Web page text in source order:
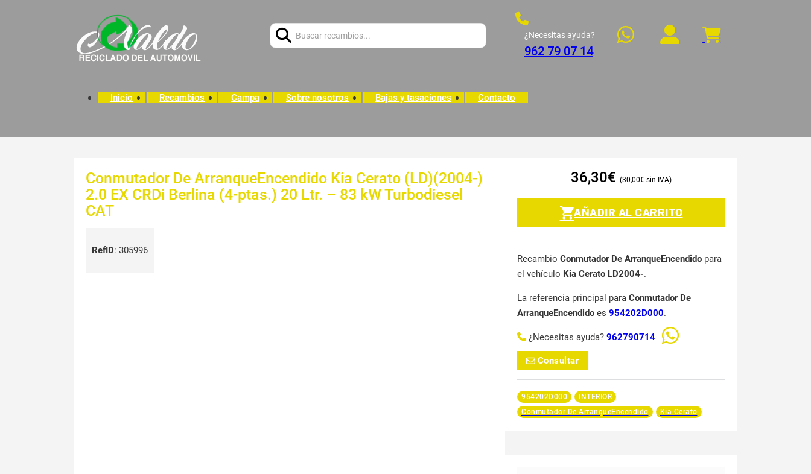
¿Necesitas ayuda?
962 79 07 14
Inicio Recambios Campa Sobre nosotros Bajas y tasaciones Contacto
Conmutador De ArranqueEncendido Kia Cerato (LD)(2004-)
2.0 EX CRDi Berlina (4-ptas.) 20 Ltr. – 83 kW Turbodiesel
CAT
RefID: 305996
36,30€ 30,00€
AÑADIR AL CARRITO
Recambio Conmutador De ArranqueEncendido para
el vehículo Kia Cerato LD2004-.
La referencia principal para Conmutador De
ArranqueEncendido es 954202D000.
¿Necesitas ayuda? 962790714
Consultar
954202D000
INTERIOR
Conmutador De ArranqueEncendido
Kia Cerato